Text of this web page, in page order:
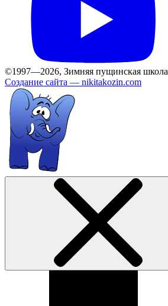
©1997—2026, Зимняя пущинская школа
Создание сайта — nikitakozin.com